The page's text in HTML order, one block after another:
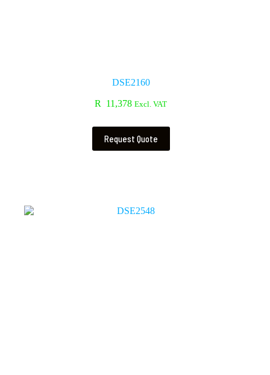
DSE2160
R 11,378 Excl. VAT
Request Quote